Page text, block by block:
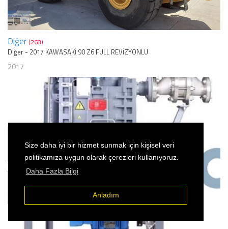
Size daha iyi bir hizmet sunmak için kişisel veri
politikamıza uygun olarak çerezleri kullanıyoruz.
Daha Fazla Bilgi
Anladım
Diğer (268)
Diğer - 2017 KAWASAKİ 90 Z6 FULL REVİZYONLU
2017